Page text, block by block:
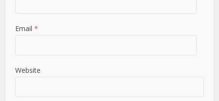
Email *
Website